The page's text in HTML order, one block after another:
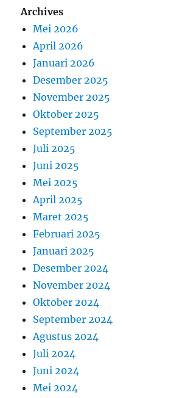
Archives
Mei 2026
April 2026
Januari 2026
Desember 2025
November 2025
Oktober 2025
September 2025
Juli 2025
Juni 2025
Mei 2025
April 2025
Maret 2025
Februari 2025
Januari 2025
Desember 2024
November 2024
Oktober 2024
September 2024
Agustus 2024
Juli 2024
Juni 2024
Mei 2024